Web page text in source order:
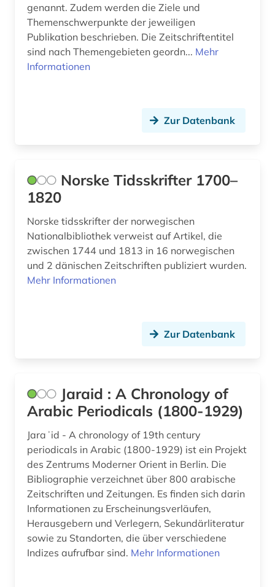
genannt. Zudem werden die Ziele und
Themenschwerpunkte der jeweiligen
Publikation beschrieben. Die Zeitschriftentitel
sind nach Themengebieten geordn... Mehr
Informationen
Zur Datenbank
Norske Tidsskrifter 1700–
1820
Norske tidsskrifter der norwegischen
Nationalbibliothek verweist auf Artikel, die
zwischen 1744 und 1813 in 16 norwegischen
und 2 dänischen Zeitschriften publiziert wurden.
Mehr Informationen
Zur Datenbank
Jaraid : A Chronology of
Arabic Periodicals (1800-1929)
Jaraʾid - A chronology of 19th century
periodicals in Arabic (1800-1929) ist ein Projekt
des Zentrums Moderner Orient in Berlin. Die
Bibliographie verzeichnet über 800 arabische
Zeitschriften und Zeitungen. Es finden sich darin
Informationen zu Erscheinungsverläufen,
Herausgebern und Verlegern, Sekundärliteratur
sowie zu Standorten, die über verschiedene
Indizes aufrufbar sind. Mehr Informationen